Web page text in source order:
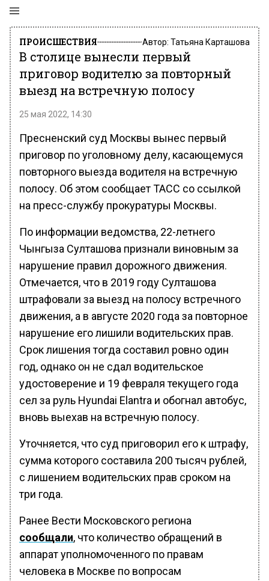
ПРОИСШЕСТВИЯ Автор: Татьяна Карташова
В столице вынесли первый
приговор водителю за повторный
выезд на встречную полосу
25 мая 2022, 14:30
Пресненский суд Москвы вынес первый
приговор по уголовному делу, касающемуся
повторного выезда водителя на встречную
полосу. Об этом сообщает ТАСС со ссылкой
на пресс-службу прокуратуры Москвы.
По информации ведомства, 22-летнего
Чынгыза Султашова признали виновным за
нарушение правил дорожного движения.
Отмечается, что в 2019 году Султашова
штрафовали за выезд на полосу встречного
движения, а в августе 2020 года за повторное
нарушение его лишили водительских прав.
Срок лишения тогда составил ровно один
год, однако он не сдал водительское
удостоверение и 19 февраля текущего года
сел за руль Hyundai Elantra и обогнал автобус,
вновь выехав на встречную полосу.
Уточняется, что суд приговорил его к штрафу,
сумма которого составила 200 тысяч рублей,
с лишением водительских прав сроком на
три года.
Ранее Вести Московского региона
сообщали, что количество обращений в
аппарат уполномоченного по правам
человека в Москве по вопросам